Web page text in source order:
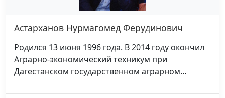
Астарханов Нурмагомед Ферудинович
Родился 13 июня 1996 года. В 2014 году окончил
Аграрно-экономический техникум при
Дагестанском государственном аграрном…